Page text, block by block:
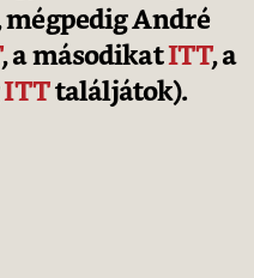
André
, a másodikatITT, a
ITTtaláljátok).